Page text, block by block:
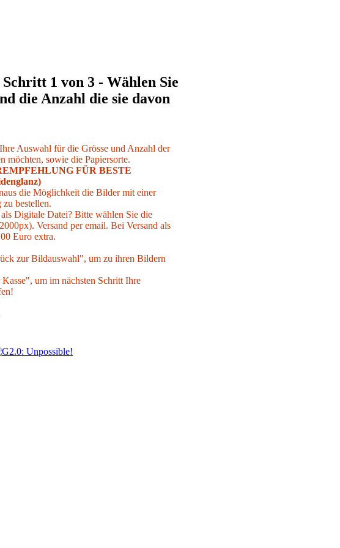
1 von 3 - Wählen Sie
die Anzahl die sie davon
Auswahl für die Grösse und Anzahl der
möchten, sowie die Papiersorte.
FÜR BESTE
die Möglichkeit die Bilder mit einer
bestellen.
Digitale Datei? Bitte wählen Sie die
Versand per email. Bei Versand als
Euro extra.
zur Bildauswahl", um zu ihren Bildern
um im nächsten Schritt Ihre